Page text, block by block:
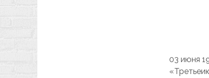
03 июня